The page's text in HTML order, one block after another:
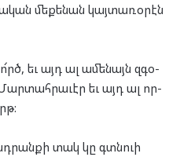
մե­քե­նան կայ­տա­ռօ­րէն
եւ այդ ալ ամե­նայն զգօ­
Մար­տահ­րա­ւէր եւ այդ ալ որ­
տակ կը գտնուի